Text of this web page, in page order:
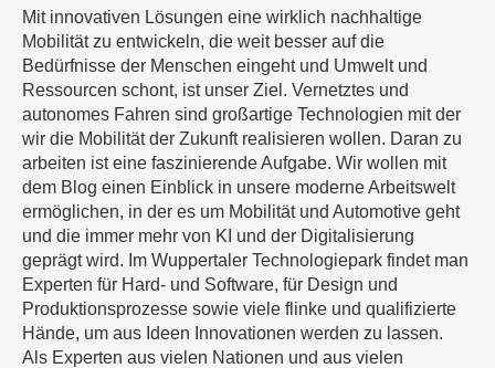
Mit innovativen Lösungen eine wirklich nachhaltige
Mobilität zu entwickeln, die weit besser auf die
Bedürfnisse der Menschen eingeht und Umwelt und
Ressourcen schont, ist unser Ziel. Vernetztes und
autonomes Fahren sind großartige Technologien mit der
wir die Mobilität der Zukunft realisieren wollen. Daran zu
arbeiten ist eine faszinierende Aufgabe. Wir wollen mit
dem Blog einen Einblick in unsere moderne Arbeitswelt
ermöglichen, in der es um Mobilität und Automotive geht
und die immer mehr von KI und der Digitalisierung
geprägt wird. Im Wuppertaler Technologiepark findet man
Experten für Hard- und Software, für Design und
Produktionsprozesse sowie viele flinke und qualifizierte
Hände, um aus Ideen Innovationen werden zu lassen.
Als Experten aus vielen Nationen und aus vielen